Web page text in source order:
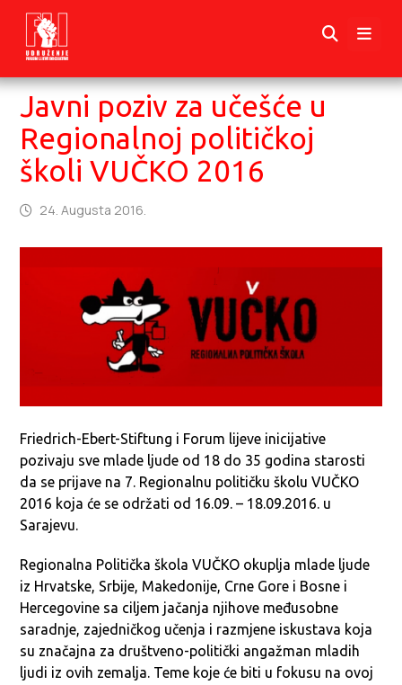
Javni poziv za učešće u
Regionalnoj političkoj
školi VUČKO 2016
24. Augusta 2016.
Friedrich-Ebert-Stiftung i Forum lijeve inicijative
pozivaju sve mlade ljude od 18 do 35 godina starosti
da se prijave na 7. Regionalnu političku školu VUČKO
2016 koja će se održati od 16.09. – 18.09.2016. u
Sarajevu.
Regionalna Politička škola VUČKO okuplja mlade ljude
iz Hrvatske, Srbije, Makedonije, Crne Gore i Bosne i
Hercegovine sa ciljem jačanja njihove međusobne
saradnje, zajedničkog učenja i razmjene iskustava koja
su značajna za društveno-politički angažman mladih
ljudi iz ovih zemalja. Teme koje će biti u fokusu na ovoj